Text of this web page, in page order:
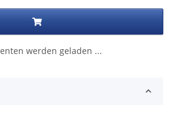
werden geladen ...